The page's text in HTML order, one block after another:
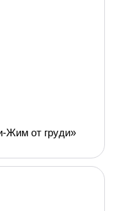
Жим от груди»